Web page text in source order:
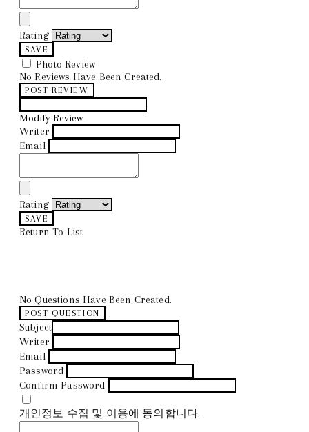
Rating
SAVE
Photo Review
No Reviews Have Been Created.
POST REVIEW
Modify Review
Writer
Email
Rating
SAVE
Return To List
No Questions Have Been Created.
POST QUESTION
Subject
Writer
Email
Password
Confirm Password
개인정보 수집 및 이용에 동의합니다.